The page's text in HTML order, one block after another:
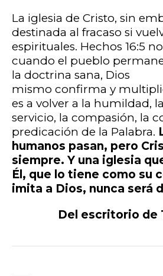
La iglesia de Cristo, sin
destinada al fracaso si
espirituales. Hechos 16:5
cuando el pueblo
la doctrina sana, Dios
mismo confirma y
es a volver a la humildad,
servicio, la compasión, la
predicación de la Palabra.
humanos pasan, pero
siempre. Y una iglesia
Él, que lo tiene como su
imita a Dios, nunca será
Del escritorio de